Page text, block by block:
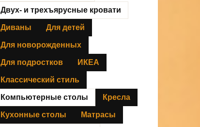
Двух- и трехъярусные кровати
Диваны Для детей
Для новорожденных
Для подростков ИКЕА
Классический стиль
Компьютерные столы Кресла
Кухонные столы Матрасы